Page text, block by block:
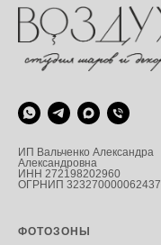
ИП Вальченко Александра
Александровна
ИНН 272198202960
ОГРНИП 323270000062437
ФОТОЗОНЫ